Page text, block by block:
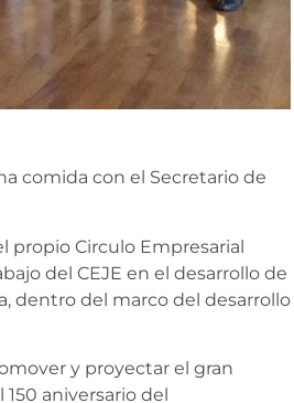
comida con el Secretario de
propio Circulo Empresarial
del CEJE en el desarrollo de
dentro del marco del desarrollo
y proyectar el gran
aniversario del